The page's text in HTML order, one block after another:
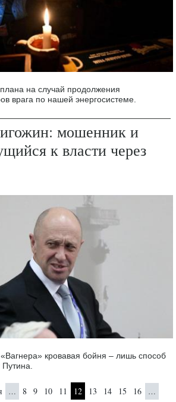
плана на случай продолжения
врага по нашей энергосистеме.
мошенник и
к власти через
кровавая бойня – лишь способ
Путина.
… 8 9 10 11 12 13 14 15 16 …